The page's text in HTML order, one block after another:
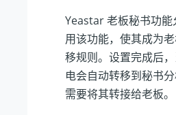
Yeastar老板秘书功
用该功能，使其成为
移规则。设置完成后
电会自动转移到秘书
需要将其转接给老板。